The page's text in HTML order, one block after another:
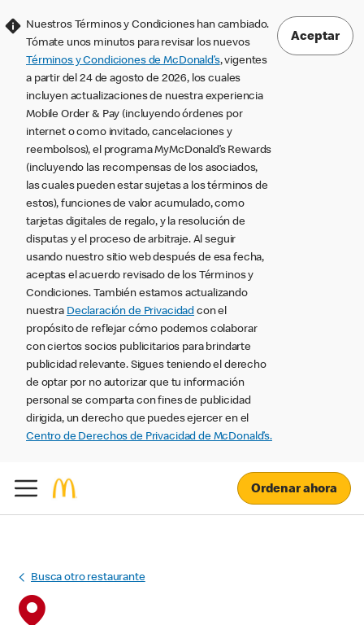
Nuestros Términos y Condiciones han cambiado.
Tómate unos minutos para revisar los nuevos
Términos y Condiciones de McDonald’s, vigentes
a partir del 24 de agosto de 2026, los cuales
incluyen actualizaciones de nuestra experiencia
Mobile Order & Pay (incluyendo órdenes por
internet o como invitado, cancelaciones y
reembolsos), el programa MyMcDonald’s Rewards
(incluyendo las recompensas de los asociados,
las cuales pueden estar sujetas a los términos de
estos), funciones de valor acumulado, como
tarjetas digitales de regalo, y la resolución de
disputas y el proceso de arbitraje. Al seguir
usando nuestro sitio web después de esa fecha,
aceptas el acuerdo revisado de los Términos y
Condiciones. También estamos actualizando
nuestra Declaración de Privacidad con el
propósito de reflejar cómo podemos colaborar
con ciertos socios publicitarios para brindarte
publicidad relevante. Sigues teniendo el derecho
de optar por no autorizar que tu información
personal se comparta con fines de publicidad
dirigida, un derecho que puedes ejercer en el
Centro de Derechos de Privacidad de McDonald’s.
Aceptar
Ordenar ahora
Busca otro restaurante